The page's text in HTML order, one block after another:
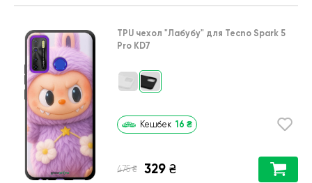
TPU чехол "Лабубу" для Tecno Spark 5
Pro KD7
Кешбек 16 ₴
475 ₴ 329 ₴